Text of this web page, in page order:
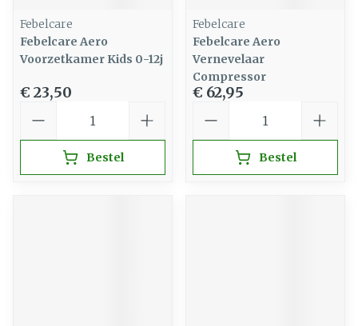
Febelcare
Febelcare Aero
Voorzetkamer Kids 0-12j
€ 23,50
Bestel
Febelcare
Febelcare Aero
Vernevelaar
Compressor
€ 62,95
Bestel